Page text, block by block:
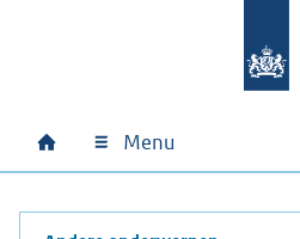
Hoofdnavigatie
Home Menu